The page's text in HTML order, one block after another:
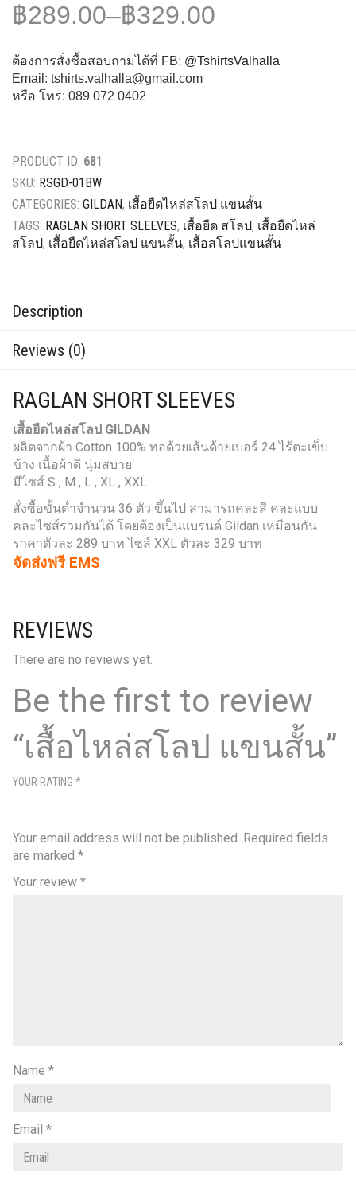
฿289.00–฿329.00
ต้องการสั่งซื้อสอบถามได้ที่ FB: @TshirtsValhalla
Email: tshirts.valhalla@gmail.com
หรือ โทร: 089 072 0402
PRODUCT ID: 681
SKU: RSGD-01BW
CATEGORIES: GILDAN, เสื้อยืดไหล่สโลป แขนสั้น
TAGS: RAGLAN SHORT SLEEVES, เสื้อยืด สโลป, เสื้อยืดไหล่
สโลป, เสื้อยืดไหล่สโลป แขนสั้น, เสื้อสโลปแขนสั้น
Description
Reviews (0)
RAGLAN SHORT SLEEVES
เสื้อยืดไหล่สโลป GILDAN
ผลิตจากผ้า Cotton 100% ทอด้วยเส้นด้ายเบอร์ 24 ไร้ตะเข็บ
ข้าง เนื้อผ้าดี นุ่มสบาย
มีไซส์ S , M , L , XL , XXL
สั่งซื้อขั้นต่ำจำนวน 36 ตัว ขึ้นไป สามารถคละสี คละแบบ
คละไซส์รวมกันได้ โดยต้องเป็นแบรนด์ Gildan เหมือนกัน
ราคาตัวละ 289 บาท ไซส์ XXL ตัวละ 329 บาท
จัดส่งฟรี EMS
REVIEWS
There are no reviews yet.
Be the first to review
“เสื้อไหล่สโลป แขนสั้น”
Your email address will not be published. Required fields
are marked *
YOUR RATING *
Your review *
Name *
Email *